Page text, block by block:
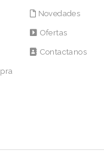
Novedades
Ofertas
Contactanos